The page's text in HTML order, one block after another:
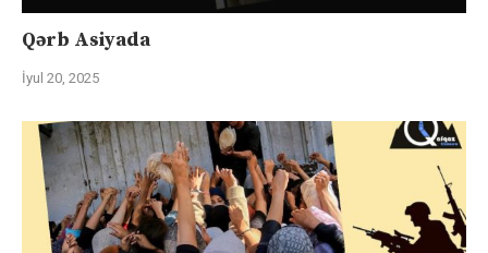
Qərb Asiyada
İyul 20, 2025